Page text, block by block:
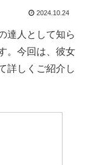
2024.10.24
達人として知ら
。今回は、彼女
詳しくご紹介し